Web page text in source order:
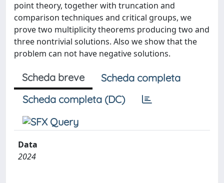
point theory, together with truncation and
comparison techniques and critical groups, we
prove two multiplicity theorems producing two and
three nontrivial solutions. Also we show that the
problem can not have negative solutions.
Scheda breve
Scheda completa
Scheda completa (DC)
Data
2024